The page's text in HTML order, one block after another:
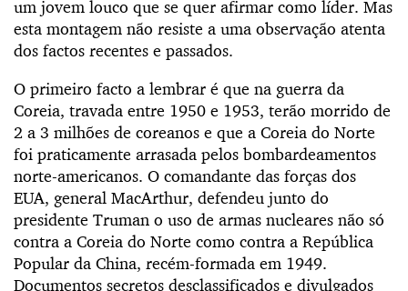
um jovem louco que se quer afirmar como líder. Mas
esta montagem não resiste a uma observação atenta
dos factos recentes e passados.
O primeiro facto a lembrar é que na guerra da
Coreia, travada entre 1950 e 1953, terão morrido de
2 a 3 milhões de coreanos e que a Coreia do Norte
foi praticamente arrasada pelos bombardeamentos
norte-americanos. O comandante das forças dos
EUA, general MacArthur, defendeu junto do
presidente Truman o uso de armas nucleares não só
contra a Coreia do Norte como contra a República
Popular da China, recém-formada em 1949.
Documentos secretos desclassificados e divulgados